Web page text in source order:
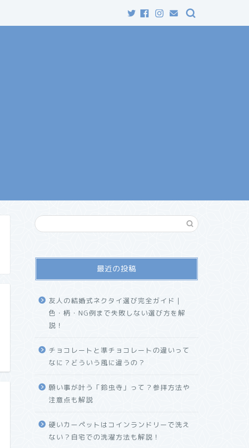
最近の投稿
友人の結婚式ネクタイ選び完全ガイド｜
色・柄・NG例まで失敗しない選び方を解
説！
チョコレートと準チョコレートの違いって
なに？どういう風に違うの？
願い事が叶う「鈴虫寺」って？参拝方法や
注意点も解説
硬いカーペットはコインランドリーで洗え
ない？自宅での洗濯方法も解説！